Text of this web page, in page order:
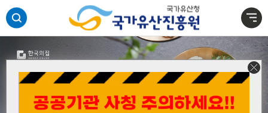
본문 바로가기
주메뉴 바로가기
하단 바로가기